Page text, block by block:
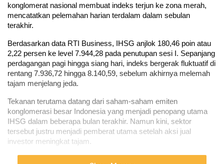
konglomerat nasional membuat indeks terjun ke zona merah,
mencatatkan pelemahan harian terdalam dalam sebulan
terakhir.
Berdasarkan data RTI Business, IHSG anjlok 180,46 poin atau
2,22 persen ke level 7.944,28 pada penutupan sesi I. Sepanjang
perdagangan pagi hingga siang hari, indeks bergerak fluktuatif di
rentang 7.936,72 hingga 8.140,59, sebelum akhirnya melemah
tajam menjelang jeda.
Tekanan terutama datang dari saham-saham emiten
konglomerasi besar Indonesia yang menjadi penopang utama
IHSG dalam beberapa bulan terakhir. Namun kini, sektor
tersebut justru menjadi pemberat utama setelah aksi jual
investor meningkat tajam.